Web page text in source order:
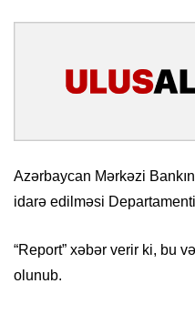
Azərbaycan Mərkəzi
idarə edilməsi
“Report” xəbər verir ki, bu
olunub.